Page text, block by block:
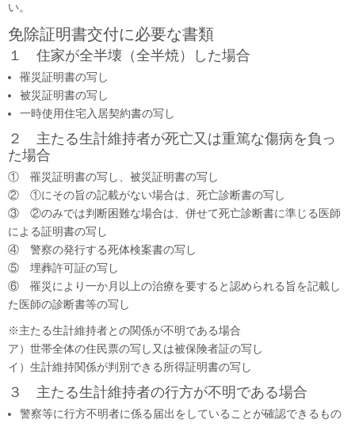
い。
免除証明書交付に必要な書類
１ 住家が全半壊（全半焼）した場合
罹災証明書の写し
被災証明書の写し
一時使用住宅入居契約書の写し
２ 主たる生計維持者が死亡又は重篤な傷病を負っ
た場合
① 罹災証明書の写し、被災証明書の写し
② ①にその旨の記載がない場合は、死亡診断書の写し
③ ②のみでは判断困難な場合は、併せて死亡診断書に準じる医師
による証明書の写し
④ 警察の発行する死体検案書の写し
⑤ 埋葬許可証の写し
⑥ 罹災により一か月以上の治療を要すると認められる旨を記載し
た医師の診断書等の写し
※主たる生計維持者との関係が不明である場合
ア）世帯全体の住民票の写し又は被保険者証の写し
イ）生計維持関係が判別できる所得証明書の写し
３ 主たる生計維持者の行方が不明である場合
警察等に行方不明者に係る届出をしていることが確認できるもの